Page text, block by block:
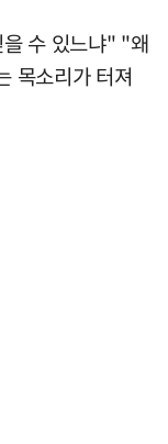
수 있느냐" "왜
목소리가 터져